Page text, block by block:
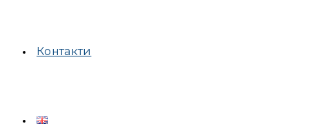
Контакти